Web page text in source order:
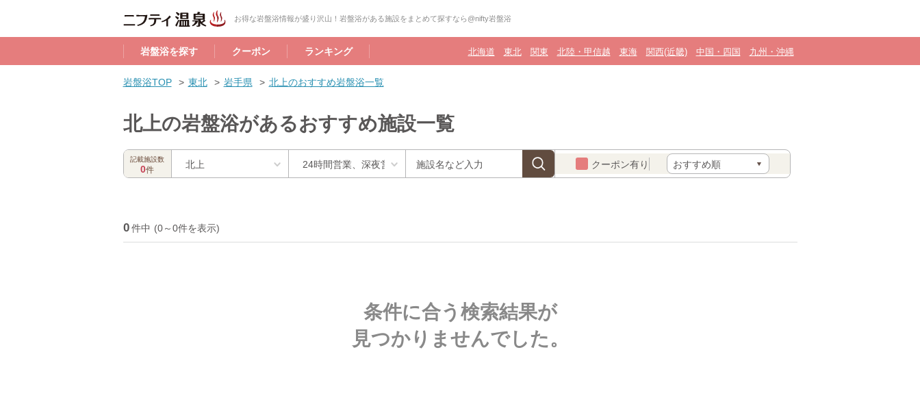
お得な岩盤浴情報が盛り沢山！岩盤浴がある施設をまとめて探すなら@nifty岩盤浴
岩盤浴を探す クーポン ランキング 北海道 東北 関東 北陸・甲信越 東海 関西(近畿) 中国・四国 九州・沖縄
岩盤浴TOP 東北 岩手県 北上のおすすめ岩盤浴一覧
北上の岩盤浴があるおすすめ施設一覧
記載施設数
0件 北上 クーポン有り
0件中 (0～0件を表示)
条件に合う検索結果が
見つかりませんでした。